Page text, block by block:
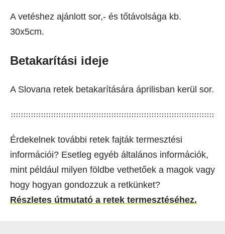
A vetéshez ajánlott sor,- és tőtávolsága kb.
30x5cm.
Betakarítási ideje
A Slovana retek betakarítására áprilisban kerül sor.
Érdekelnek további retek fajták termesztési
információi? Esetleg egyéb általános információk,
mint például milyen földbe vethetőek a magok vagy
hogy hogyan gondozzuk a retkünket?
Részletes útmutató a retek termesztéséhez.